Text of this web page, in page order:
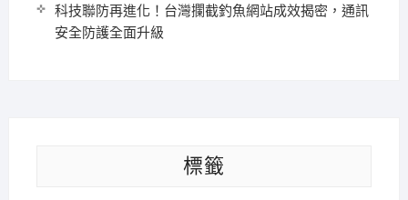
科技聯防再進化！台灣攔截釣魚網站成效揭密，通訊
安全防護全面升級
標籤